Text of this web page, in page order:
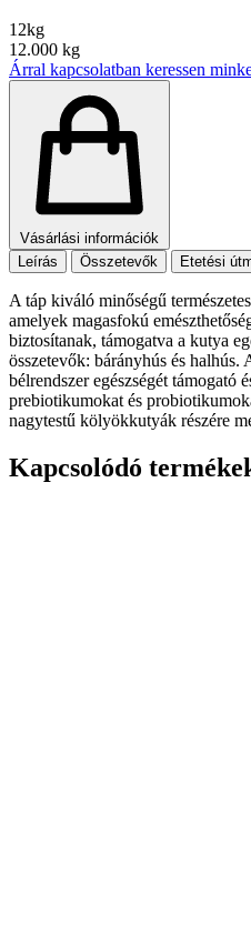
12kg
12.000 kg
Árral kapcsolatban keressen
Vásárlási információk
Leírás
Összetevők Etetési
A táp kiváló minőségű
amelyek magasfokú
biztosítanak, támogatva a kutya
összetevők: bárányhús és
bélrendszer egészségét támogató
prebiotikumokat és
nagytestű kölyökkutyák részére
Kapcsolódó